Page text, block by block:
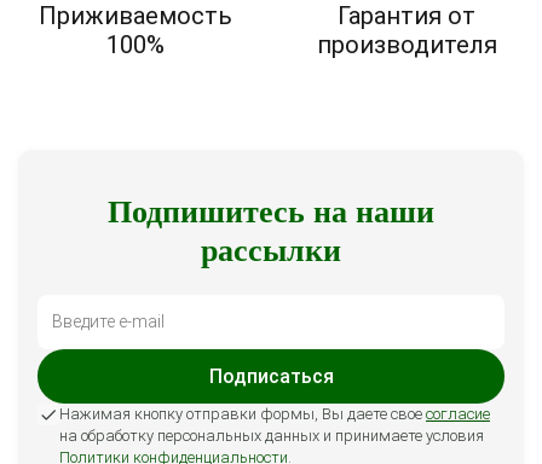
Приживаемость
100%
Гарантия от
производителя
Подпишитесь на наши
рассылки
Подписаться
Нажимая кнопку отправки формы, Вы даете свое согласие
на обработку персональных данных и принимаете условия
Политики конфиденциальности.